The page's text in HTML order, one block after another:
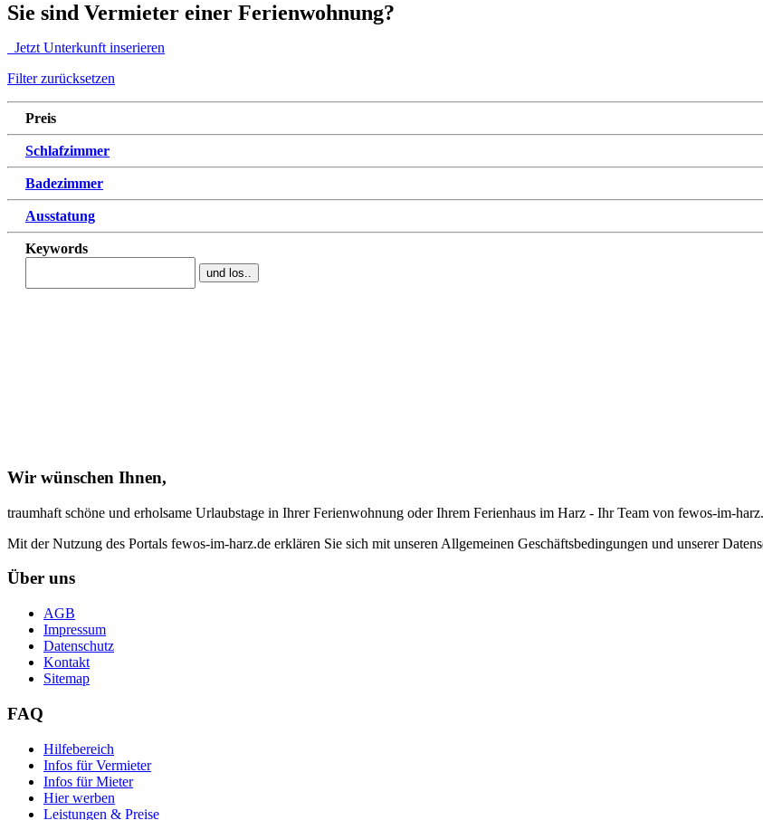
Sie sind Vermieter einer Ferienwohnung?
Jetzt Unterkunft inserieren
Filter zurücksetzen
Preis
Schlafzimmer
Badezimmer
Ausstatung
Keywords
und los..
Wir wünschen Ihnen,
traumhaft schöne und erholsame Urlaubstage in Ihrer Ferienwohnung oder Ihrem Ferienhaus im Harz - Ihr Team von fewos-im-
Mit der Nutzung des Portals fewos-im-harz.de erklären Sie sich mit unseren Allgemeinen Geschäftsbedingungen und unserer
Über uns
AGB
Impressum
Datenschutz
Kontakt
Sitemap
FAQ
Hilfebereich
Infos für Vermieter
Infos für Mieter
Hier werben
Leistungen & Preise